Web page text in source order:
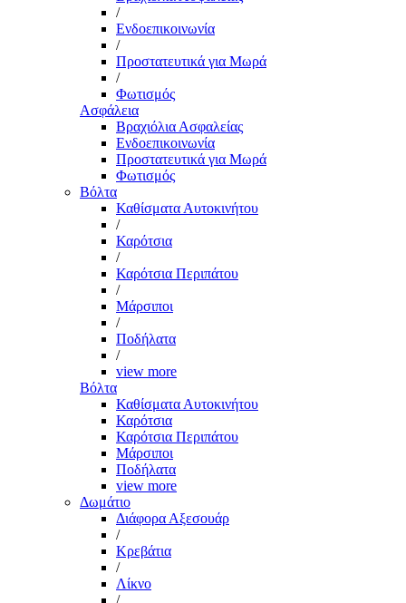
/
Ενδοεπικοινωνία
/
Προστατευτικά για Μωρά
/
Φωτισμός
Ασφάλεια
Βραχιόλια Ασφαλείας
Ενδοεπικοινωνία
Προστατευτικά για Μωρά
Φωτισμός
Βόλτα
Καθίσματα Αυτοκινήτου
/
Καρότσια
/
Καρότσια Περιπάτου
/
Μάρσιποι
/
Ποδήλατα
/
view more
Βόλτα
Καθίσματα Αυτοκινήτου
Καρότσια
Καρότσια Περιπάτου
Μάρσιποι
Ποδήλατα
view more
Δωμάτιο
Διάφορα Αξεσουάρ
/
Κρεβάτια
/
Λίκνο
/